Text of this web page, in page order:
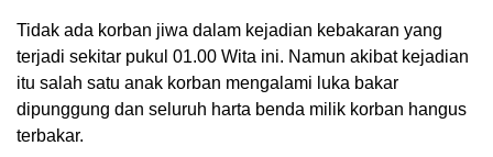
Tidak ada korban jiwa dalam kejadian kebakaran yang
terjadi sekitar pukul 01.00 Wita ini. Namun akibat kejadian
itu salah satu anak korban mengalami luka bakar
dipunggung dan seluruh harta benda milik korban hangus
terbakar.